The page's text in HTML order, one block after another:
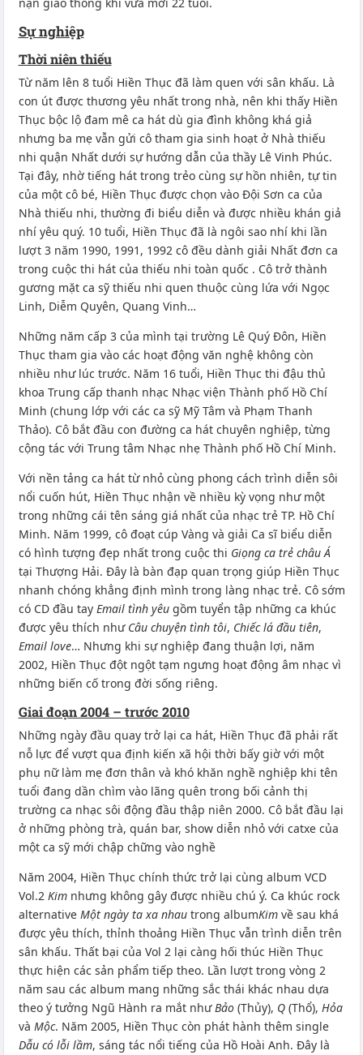
Sự nghiệp
Thời niên thiếu
Từ năm lên 8 tuổi Hiền Thục đã làm quen với sân khấu. Là
con út được thương yêu nhất trong nhà, nên khi thấy Hiền
Thục bộc lộ đam mê ca hát dù gia đình không khá giả
nhưng ba mẹ vẫn gửi cô tham gia sinh hoạt ở Nhà thiếu
nhi quận Nhất dưới sự hướng dẫn của thầy Lê Vinh Phúc.
Tại đây, nhờ tiếng hát trong trẻo cùng sự hồn nhiên, tự tin
của một cô bé, Hiền Thục được chọn vào Đội Sơn ca của
Nhà thiếu nhi, thường đi biểu diễn và được nhiều khán giả
nhí yêu quý. 10 tuổi, Hiền Thục đã là ngôi sao nhí khi lần
lượt 3 năm 1990, 1991, 1992 cô đều dành giải Nhất đơn ca
trong cuộc thi hát của thiếu nhi toàn quốc . Cô trở thành
gương mặt ca sỹ thiếu nhi quen thuộc cùng lứa với Ngọc
Linh, Diễm Quyên, Quang Vinh…
Những năm cấp 3 của mình tại trường Lê Quý Đôn, Hiền
Thục tham gia vào các hoạt động văn nghệ không còn
nhiều như lúc trước. Năm 16 tuổi, Hiền Thục thi đậu thủ
khoa Trung cấp thanh nhạc Nhạc viện Thành phố Hồ Chí
Minh (chung lớp với các ca sỹ Mỹ Tâm và Phạm Thanh
Thảo). Cô bắt đầu con đường ca hát chuyên nghiệp, từng
cộng tác với Trung tâm Nhạc nhẹ Thành phố Hồ Chí Minh.
Với nền tảng ca hát từ nhỏ cùng phong cách trình diễn sôi
nổi cuốn hút, Hiền Thục nhận về nhiều kỳ vọng như một
trong những cái tên sáng giá nhất của nhạc trẻ TP. Hồ Chí
Minh. Năm 1999, cô đoạt cúp Vàng và giải Ca sĩ biểu diễn
có hình tượng đẹp nhất trong cuộc thi Giọng ca trẻ châu Á
tại Thượng Hải. Đây là bàn đạp quan trọng giúp Hiền Thục
nhanh chóng khẳng định mình trong làng nhạc trẻ. Cô sớm
có CD đầu tay Email tình yêugồm tuyển tập những ca khúc
được yêu thích như Câu chuyện tình tôi, Chiếc lá đầu tiên,
Email love… Nhưng khi sự nghiệp đang thuận lợi, năm
2002, Hiền Thục đột ngột tạm ngưng hoạt động âm nhạc vì
những biến cố trong đời sống riêng.
Giai đoạn 2004 – trước 2010
Những ngày đầu quay trở lại ca hát, Hiền Thục đã phải rất
nỗ lực để vượt qua định kiến xã hội thời bấy giờ với một
phụ nữ làm mẹ đơn thân và khó khăn nghề nghiệp khi tên
tuổi đang dần chìm vào lãng quên trong bối cảnh thị
trường ca nhạc sôi động đầu thập niên 2000. Cô bắt đầu lại
ở những phòng trà, quán bar, show diễn nhỏ với catxe của
một ca sỹ mới chập chững vào nghề
Năm 2004, Hiền Thục chính thức trở lại cùng album VCD
Vol.2 Kimnhưng không gây được nhiều chú ý. Ca khúc rock
alternative Một ngày ta xa nhautrong albumKimvề sau khá
được yêu thích, thỉnh thoảng Hiền Thục vẫn trình diễn trên
sân khấu. Thất bại của Vol 2 lại càng hối thúc Hiền Thục
thực hiện các sản phẩm tiếp theo. Lần lượt trong vòng 2
năm sau các album mang những sắc thái khác nhau dựa
theo ý tưởng Ngũ Hành ra mắt nhưBảo(Thủy), Q(Thổ), Hỏa
và Mộc. Năm 2005, Hiền Thục còn phát hành thêm single
Dẫu có lỗi lầm, sáng tác nổi tiếng của Hồ Hoài Anh. Đây là